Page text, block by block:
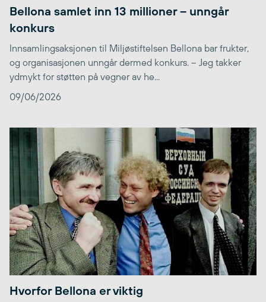
Bellona samlet inn 13 millioner – unngår
konkurs
Innsamlingsaksjonen til Miljøstiftelsen Bellona bar frukter,
og organisasjonen unngår dermed konkurs. – Jeg takker
ydmykt for støtten på vegner av he...
09/06/2026
Hvorfor Bellona er viktig